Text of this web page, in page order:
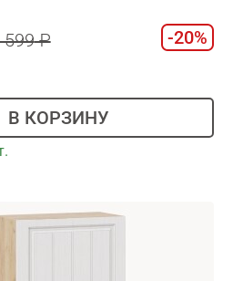
599 -20%
В КОРЗИНУ